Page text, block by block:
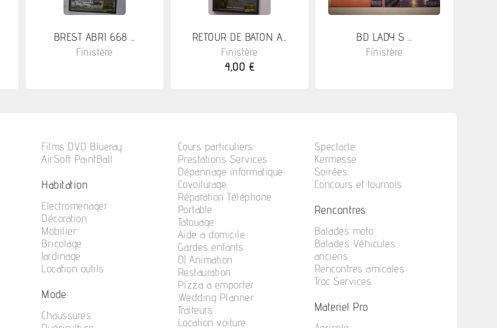
BREST ABRI 668 ...
Finistère
RETOUR DE BATON A...
Finistère
4,00 €
BD LADY S ...
Finistère
Films DVD Blueray
AirSoft PaintBall
Habitation
Electromenager
Décoration
Mobilier
Bricolage
Jardinage
Location outils
Mode
Chaussures
Cours particuliers
Prestations Services
Dépannage informatique
Covoiturage
Réparation Téléphone
Portable
Tatouage
Aide a domicile
Gardes enfants
DJ Animation
Restauration
Pizza a emporter
Wedding Planner
Traiteurs
Location voiture
Spectacle
Kermesse
Soirées
Concours et tournois
Rencontres
Balades moto
Balades Véhicules
anciens
Rencontres amicales
Troc Services
Materiel Pro